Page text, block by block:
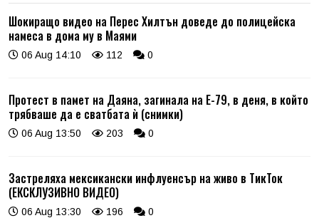
Шокиращо видео на Перес Хилтън доведе до полицейска
намеса в дома му в Маями
06 Aug 14:10 112 0
Протест в памет на Даяна, загинала на Е-79, в деня, в който
трябваше да е сватбата ѝ (снимки)
06 Aug 13:50 203 0
Застреляха мексикански инфлуенсър на живо в ТикТок
(ЕКСКЛУЗИВНО ВИДЕО)
06 Aug 13:30 196 0